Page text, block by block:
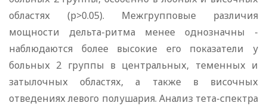
областях (р>0.05). Межгрупповые различия
мощности дельта-ритма менее однозначны -
наблюдаются более высокие его показатели у
больных 2 группы в центральных, теменных и
затылочных областях, а также в височных
отведениях левого полушария. Анализ тета-спектра